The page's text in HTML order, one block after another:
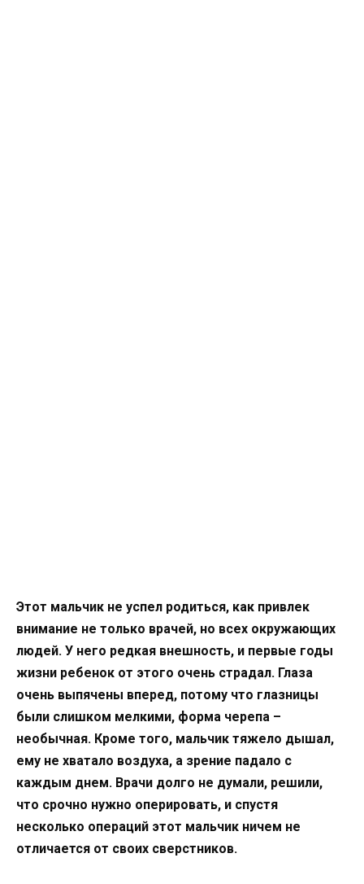
Этот мальчик не успел родиться, как привлек
внимание не только врачей, но всех окружающих
людей. У него редкая внешность, и первые годы
жизни ребенок от этого очень страдал. Глаза
очень выпячены вперед, потому что глазницы
были слишком мелкими, форма черепа –
необычная. Кроме того, мальчик тяжело дышал,
ему не хватало воздуха, а зрение падало с
каждым днем. Врачи долго не думали, решили,
что срочно нужно оперировать, и спустя
несколько операций этот мальчик ничем не
отличается от своих сверстников.